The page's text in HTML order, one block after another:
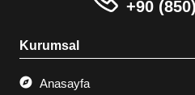
+90
Kurumsal
Anasayfa